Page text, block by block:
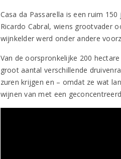
Casa da Passarella is een ruim
Ricardo Cabral, wiens grootvader
wijnkelder werd onder andere
Van de oorspronkelijke 200
groot aantal verschillende
zuren krijgen en – omdat ze wat
wijnen van met een